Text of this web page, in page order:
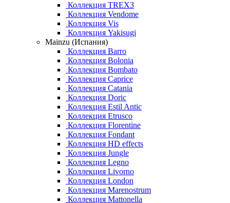
Коллекция TREX3
Коллекция Vendome
Коллекция Vis
Коллекция Yakisugi
Mainzu (Испания)
Коллекция Barro
Коллекция Bolonia
Коллекция Bombato
Коллекция Caprice
Коллекция Catania
Коллекция Doric
Коллекция Estil Antic
Коллекция Etrusco
Коллекция Florentine
Коллекция Fondant
Коллекция HD effects
Коллекция Jungle
Коллекция Legno
Коллекция Livorno
Коллекция London
Коллекция Marenostrum
Коллекция Mattonella